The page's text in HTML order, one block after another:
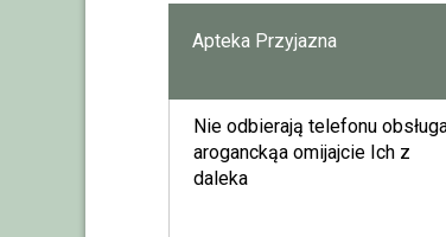
Apteka Przyjazna
Nie odbierają telefonu
aroganckąa omijajcie Ich z
daleka